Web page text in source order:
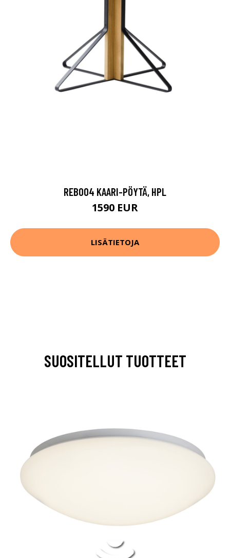
REB004 KAARI-PÖYTÄ, HPL
1590 EUR
LISÄTIETOJA
SUOSITELLUT TUOTTEET